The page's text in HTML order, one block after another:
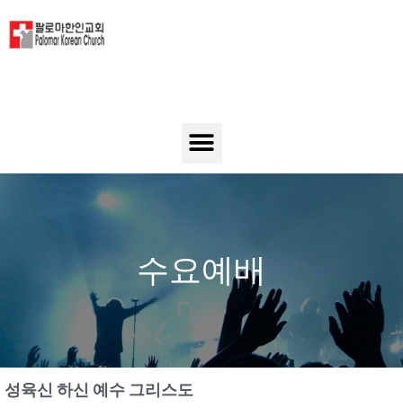
수요예배
성육신 하신 예수 그리스도